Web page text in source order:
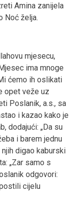
Amina zanijela
Noć želja.
mjesecu,
ima mnoge
ćemo ih oslikati
opet veže uz
Poslanik, a.s., sa
i kazao kako je
dodajući: „Da su
i barem jednu
digao kaburski
„Zar samo s
odgovori:
cijelu